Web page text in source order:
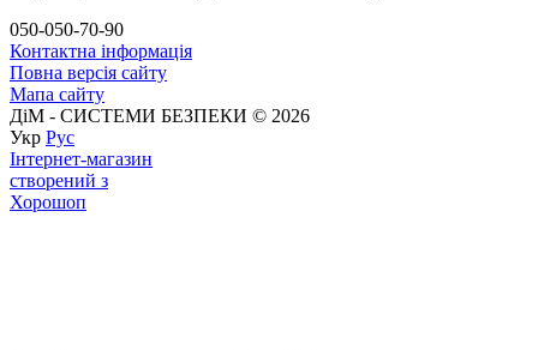
050-050-70-90
Контактна інформація
Повна версія сайту
Мапа сайту
ДіМ - СИСТЕМИ БЕЗПЕКИ © 2026
Укр Рус
Інтернет-магазин
створений з
Хорошоп